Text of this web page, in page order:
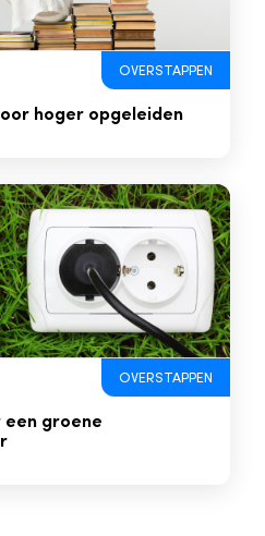
OVERSTAPPEN
hoger opgeleiden
OVERSTAPPEN
groene